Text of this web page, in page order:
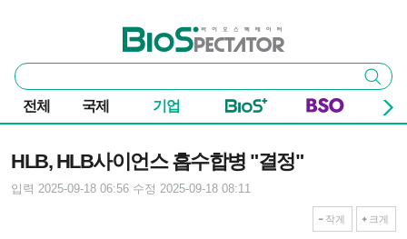
바이오스펙테이터
통
합
검
색
검색
전체 국제 기업
HLB, HLB사이언스 흡수합병 "결정"
입력 2025-09-18 06:56 수정 2025-09-18 08:11
작게 크게